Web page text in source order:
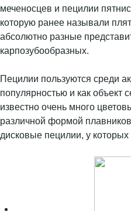
меченосцев и пецилии
которую ранее называли
абсолютно разные
карпозубообразных.
Пецилии пользуются среди
популярностью и как объект
известно очень много
различной формой
дисковые пецилии, у которых